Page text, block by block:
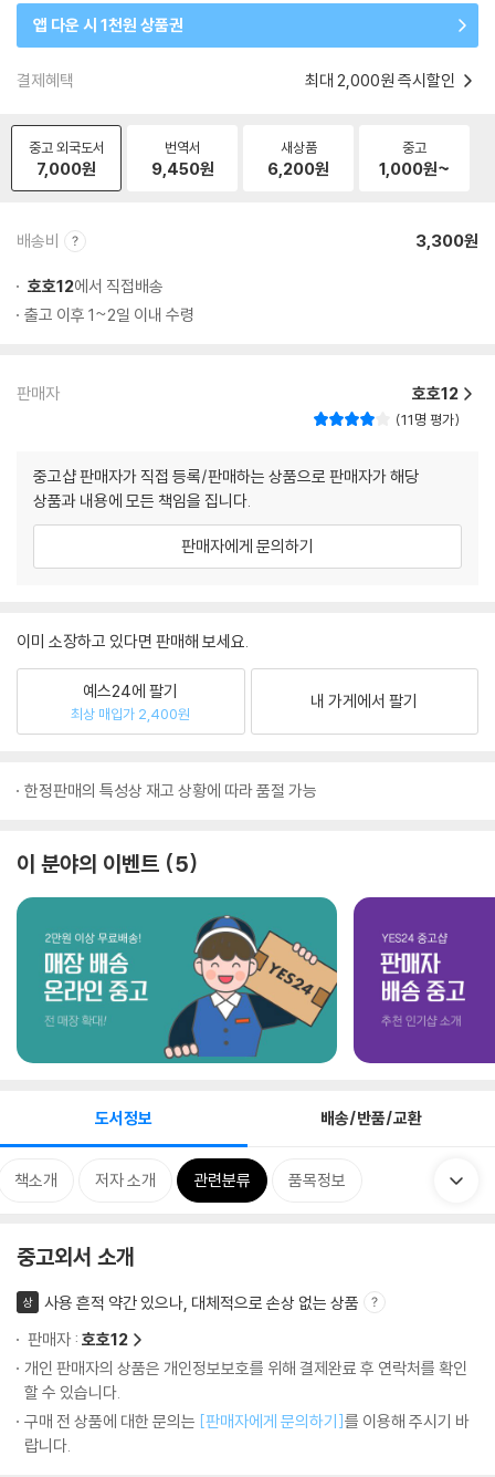
앱 다운 시 1천원 상품권
결제혜택 최대 2,000원 즉시할인
중고 외국도서
7,000원
번역서
9,450원
새상품
6,200원
중고
1,000원~
배송비 3,300원
호호12에서 직접배송
출고 이후 1~2일 이내 수령
판매자 호호12
11명 평가
중고샵 판매자가 직접 등록/판매하는 상품으로 판매자가 해당
상품과 내용에 모든 책임을 집니다.
판매자에게 문의하기
이미 소장하고 있다면 판매해 보세요.
예스24에 팔기
최상 매입가 2,400원
내 가게에서 팔기
한정판매의 특성상 재고 상황에 따라 품절 가능
이 분야의 이벤트 5
도서정보 배송/반품/교환
책소개 저자 소개 관련분류 품목정보
중고외서 소개
상
사용 흔적 약간 있으나, 대체적으로 손상 없는 상품
판매자 : 호호12
개인 판매자의 상품은 개인정보보호를 위해 결제완료 후 연락처를 확인
할 수 있습니다.
구매 전 상품에 대한 문의는 [판매자에게 문의하기]를 이용해 주시기 바
랍니다.